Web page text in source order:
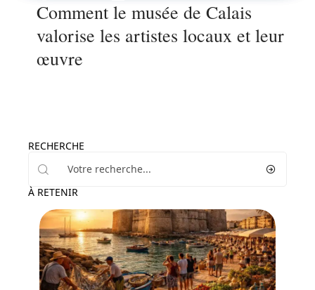
Comment le musée de Calais
valorise les artistes locaux et leur
œuvre
RECHERCHE
À RETENIR
Actu